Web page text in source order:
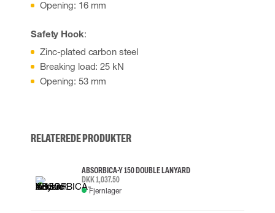
Opening: 16 mm
Safety Hook:
Zinc-plated carbon steel
Breaking load: 25 kN
Opening: 53 mm
RELATEREDE PRODUKTER
ABSORBICA-Y 150 DOUBLE LANYARD
DKK 1,037.50
Fjernlager